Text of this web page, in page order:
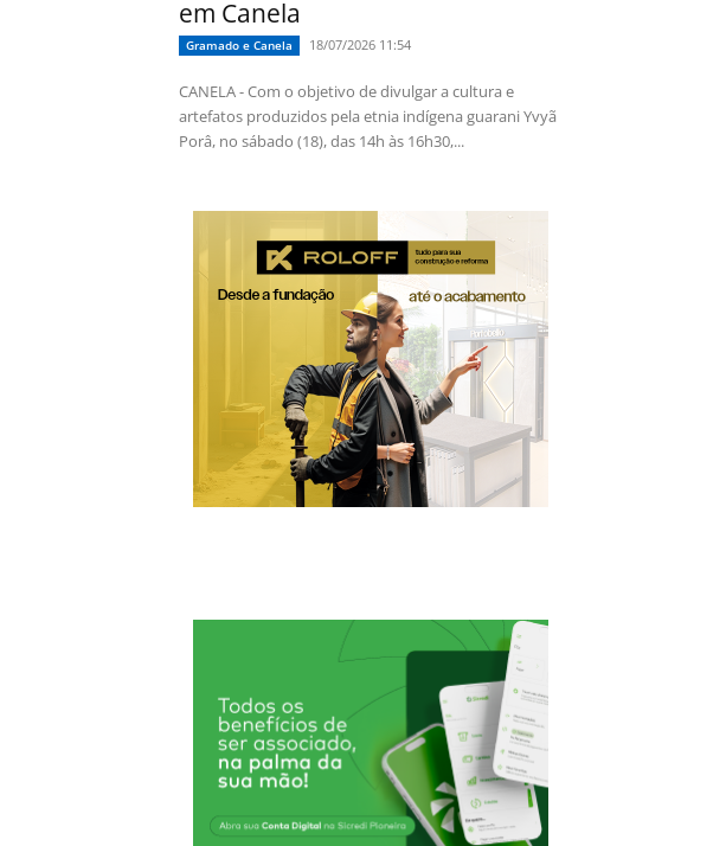
em Canela
Gramado e Canela 18/07/2026 11:54
CANELA - Com o objetivo de divulgar a cultura e
artefatos produzidos pela etnia indígena guarani Yvyã
Porâ, no sábado (18), das 14h às 16h30,...